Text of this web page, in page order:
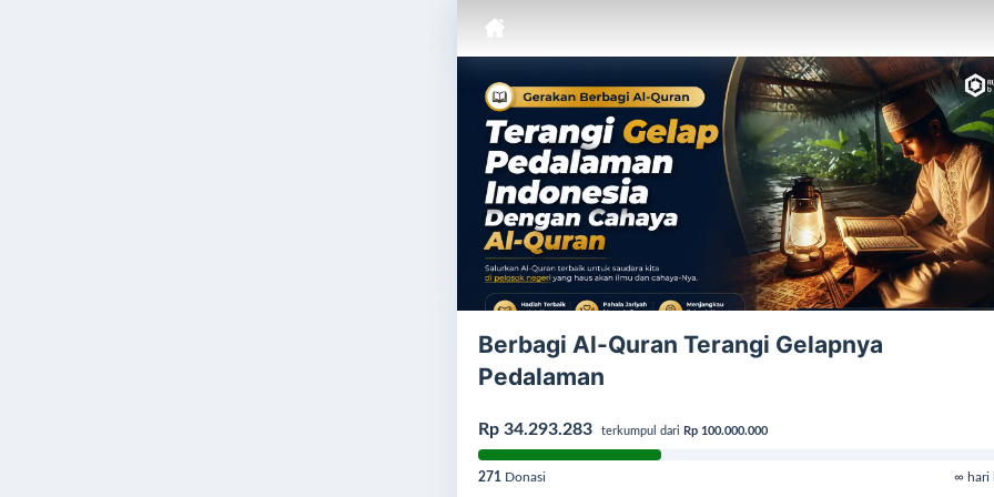
Berbagi Al-Quran Terangi Gelapnya
Pedalaman
Rp 34.293.283 terkumpul dari Rp 100.000.000
271 Donasi ∞ hari